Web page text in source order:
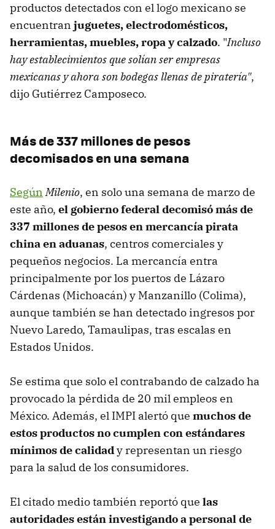
productos detectados con el logo mexicano se
encuentran juguetes, electrodomésticos,
herramientas, muebles, ropa y calzado. "Incluso
hay establecimientos que solían ser empresas
mexicanas y ahora son bodegas llenas de piratería",
dijo Gutiérrez Camposeco.
Más de 337 millones de pesos
decomisados en una semana
Según Milenio, en solo una semana de marzo de
este año, el gobierno federal decomisó más de
337 millones de pesos en mercancía pirata
china en aduanas, centros comerciales y
pequeños negocios. La mercancía entra
principalmente por los puertos de Lázaro
Cárdenas (Michoacán) y Manzanillo (Colima),
aunque también se han detectado ingresos por
Nuevo Laredo, Tamaulipas, tras escalas en
Estados Unidos.
Se estima que solo el contrabando de calzado ha
provocado la pérdida de 20 mil empleos en
México. Además, el IMPI alertó que muchos de
estos productos no cumplen con estándares
mínimos de calidady representan un riesgo
para la salud de los consumidores.
El citado medio también reportó que las
autoridades están investigando a personal de